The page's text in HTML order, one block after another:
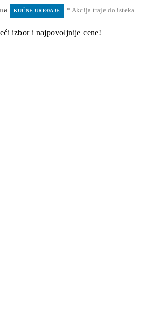
KUĆNE UREĐAJE
* Akcija traje do isteka
izbor i najpovoljnije cene!